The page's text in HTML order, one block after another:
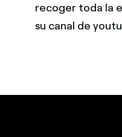
recoger toda la
su canal de